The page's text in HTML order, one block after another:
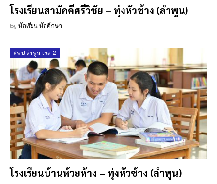
โรงเรียนสามัคคีศรีวิชัย – ทุ่งหัวช้าง (ลำพูน)
By นักเรียน นักศึกษา
สพป.ลำพูน เขต 2
โรงเรียนบ้านห้วยห้าง – ทุ่งหัวช้าง (ลำพูน)